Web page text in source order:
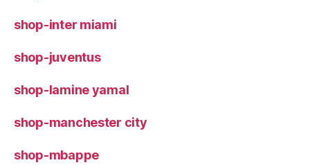
shop-inter miami
shop-juventus
shop-lamine yamal
shop-manchester city
shop-mbappe